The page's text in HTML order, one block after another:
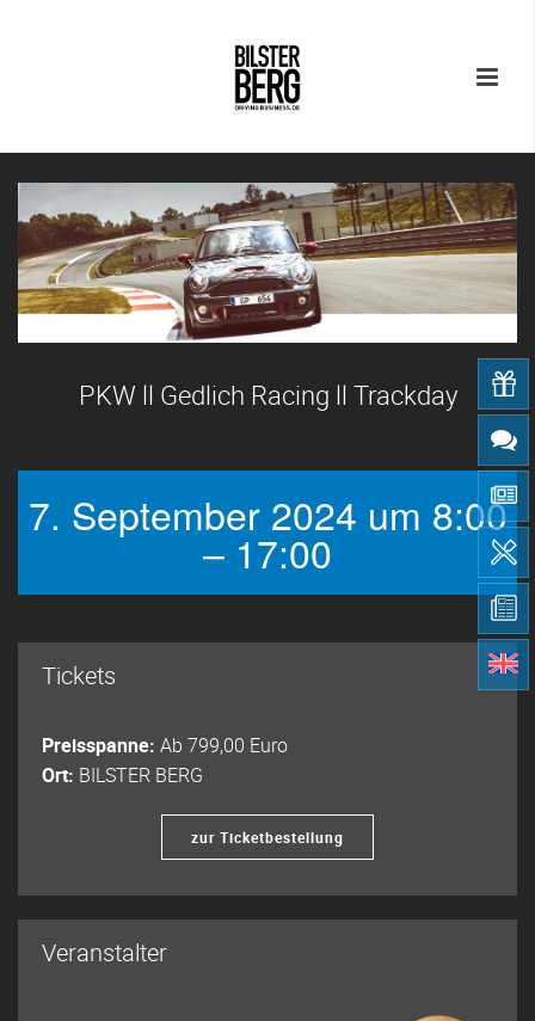
PKW ll Gedlich Racing ll Trackday
7. September 2024 um 8:00
– 17:00
Tickets
Preisspanne: Ab 799,00 Euro
Ort: BILSTER BERG
zur Ticketbestellung
Veranstalter